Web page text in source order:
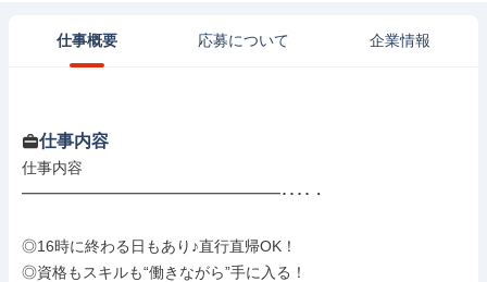
仕事概要 応募について 企業情報
仕事内容
仕事内容
━━━━━━━━━━━━━━━━━････・
◎16時に終わる日もあり♪直行直帰OK！
◎資格もスキルも“働きながら”手に入る！